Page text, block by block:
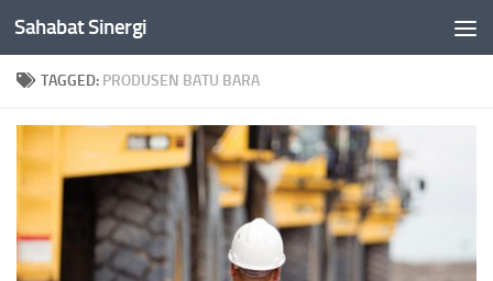
Skip to content
Sahabat Sinergi
TAGGED: PRODUSEN BATU BARA